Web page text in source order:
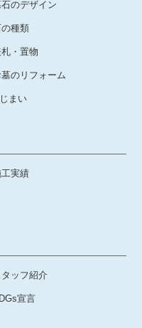
のデザイン
種類
・置物
墓のリフォーム
まい
実績
タッフ紹介
宣言